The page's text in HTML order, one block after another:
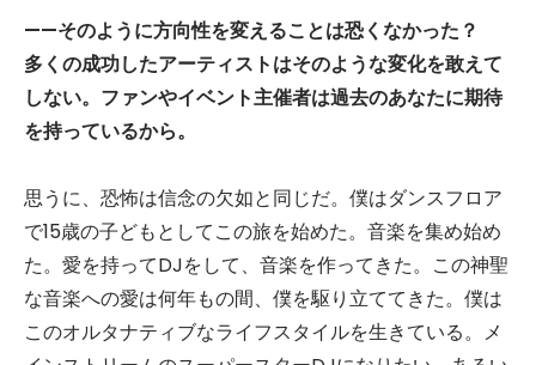
——そのように方向性を変えることは恐くなかった？
多くの成功したアーティストはそのような変化を敢えて
しない。ファンやイベント主催者は過去のあなたに期待
を持っているから。
思うに、恐怖は信念の欠如と同じだ。僕はダンスフロア
で15歳の子どもとしてこの旅を始めた。音楽を集め始め
た。愛を持ってDJをして、音楽を作ってきた。この神聖
な音楽への愛は何年もの間、僕を駆り立ててきた。僕は
このオルタナティブなライフスタイルを生きている。メ